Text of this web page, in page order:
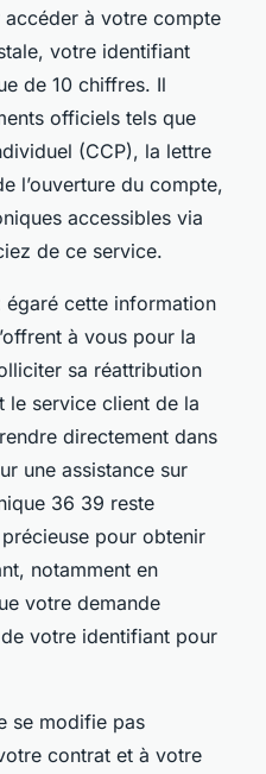
à votre compte
votre identifiant
de 10 chiffres. Il
officiels tels que
(CCP), la lettre
l’ouverture du compte,
accessibles via
de ce service.
égaré cette information
à vous pour la
sa réattribution
le service client de la
directement dans
une assistance sur
36 39 reste
pour obtenir
notamment en
votre demande
votre identifiant pour
se modifie pas
contrat et à votre